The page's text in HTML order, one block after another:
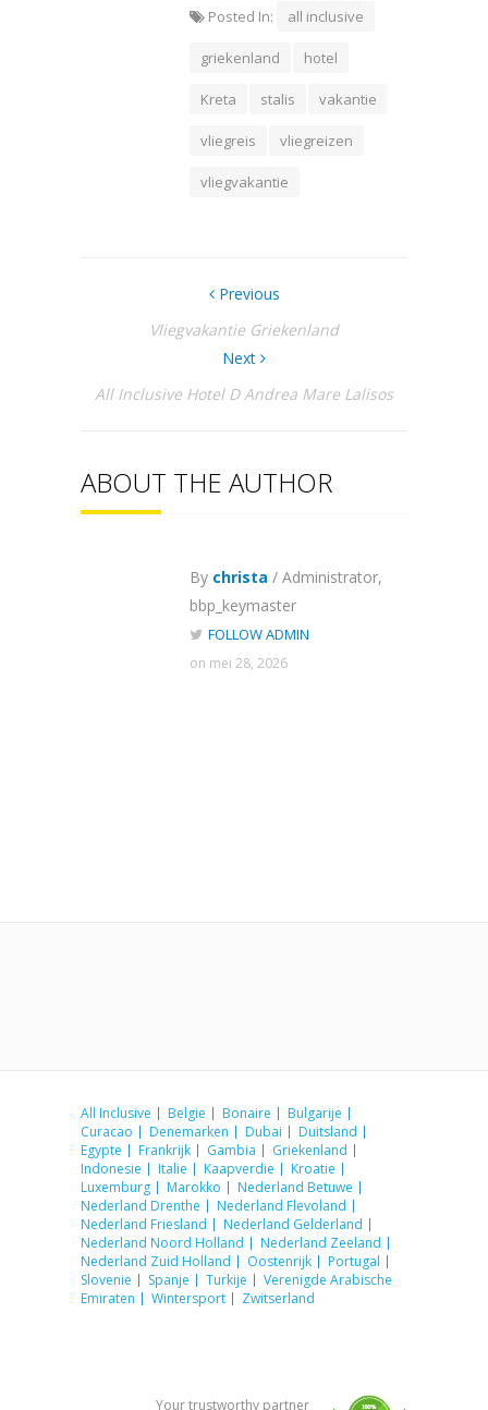
Posted In: all inclusive
griekenland hotel
Kreta stalis vakantie
vliegreis vliegreizen
vliegvakantie
Previous
Vliegvakantie Griekenland
Next
All Inclusive Hotel D Andrea Mare Lalisos
ABOUT THE AUTHOR
By christa / Administrator,
bbp_keymaster
FOLLOW ADMIN
on mei 28, 2026
All Inclusive Belgie Bonaire
Bulgarije
Curacao
Denemarken Dubai
Duitsland
Egypte
Frankrijk Gambia
Griekenland
Indonesie
Italie Kaapverdie
Kroatie
Luxemburg
Marokko
Nederland Betuwe
Nederland Drenthe
Nederland Flevoland
Nederland Friesland
Nederland Gelderland
Nederland Noord Holland
Nederland Zeeland
Nederland Zuid Holland
Oostenrijk
Portugal
Slovenie
Spanje Turkije
Verenigde Arabische
Emiraten
Wintersport Zwitserland
Your trustworthy partner